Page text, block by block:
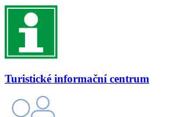
Turistické informační centrum